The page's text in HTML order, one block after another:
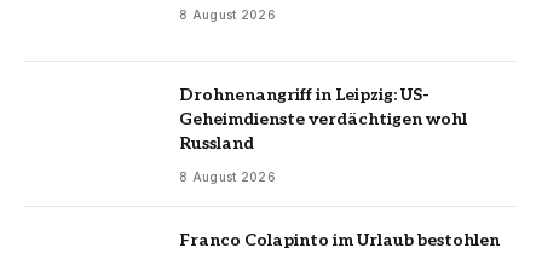
8 August 2026
Drohnenangriff in Leipzig: US-
Geheimdienste verdächtigen wohl
Russland
8 August 2026
Franco Colapinto im Urlaub bestohlen